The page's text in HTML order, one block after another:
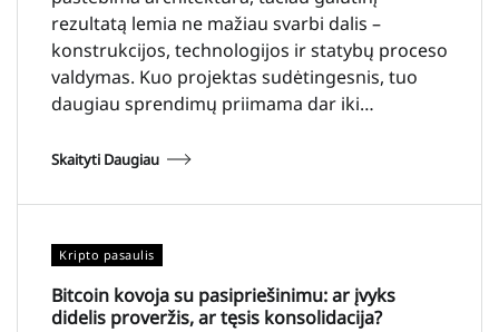
rezultatą lemia ne mažiau svarbi dalis –
konstrukcijos, technologijos ir statybų proceso
valdymas. Kuo projektas sudėtingesnis, tuo
daugiau sprendimų priimama dar iki…
Skaityti Daugiau
Kripto pasaulis
Bitcoin kovoja su pasipriešinimu: ar įvyks
didelis proveržis, ar tęsis konsolidacija?